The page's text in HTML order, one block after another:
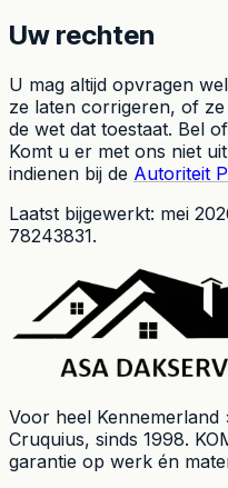
Uw rechten
U mag altijd opvragen
ze laten corrigeren, of
de wet dat toestaat. Bel
Komt u er met ons niet
indienen bij de Autoriteit
Laatst bijgewerkt: mei
78243831.
Voor heel Kennemerland
Cruquius, sinds 1998.
garantie op werk én